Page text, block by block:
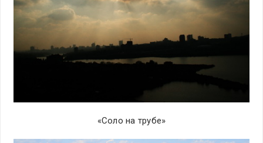
«Соло на трубе»